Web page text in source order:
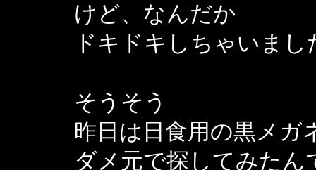
けど、なんだか
ドキドキしちゃいまし
そうそう
昨日は日食用の黒メガ
ダメ元で探してみたん